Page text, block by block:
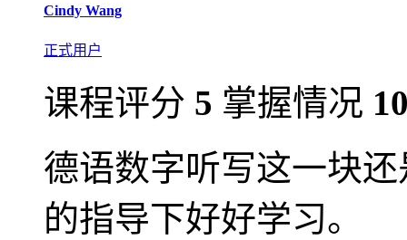
Cindy Wang
正式用户
课程评分 5 掌握情况
德语数字听写这一块
的指导下好好学习。